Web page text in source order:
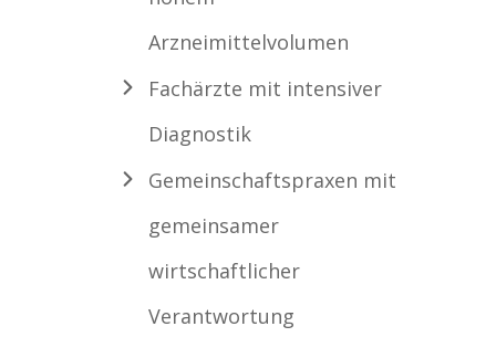
Arzneimittelvolumen
Fachärzte mit intensiver
Diagnostik
Gemeinschaftspraxen mit
gemeinsamer
wirtschaftlicher
Verantwortung